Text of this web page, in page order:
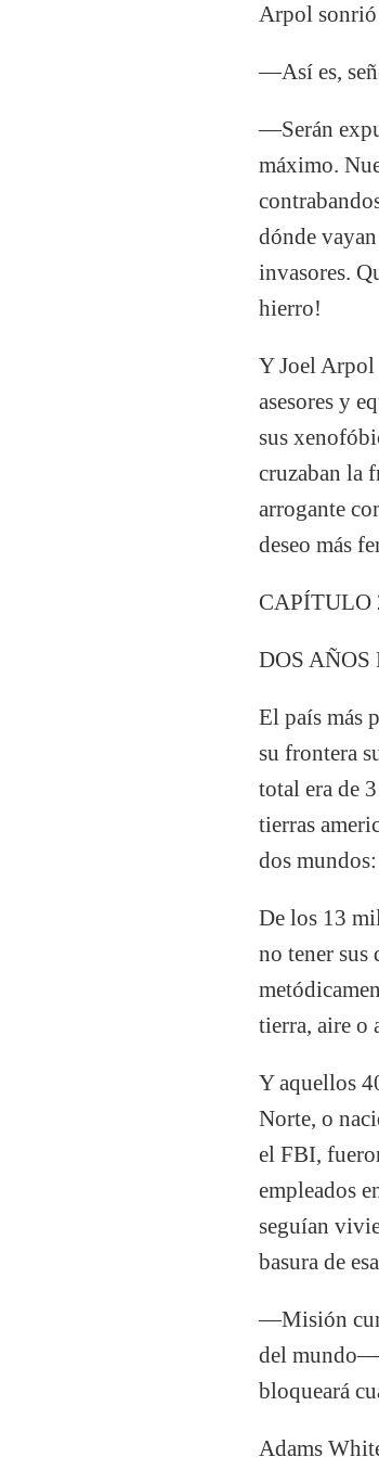
Arpol
—Así es,
—Serán
máximo.
dónde
invasores.
hierro!
Y Joel Arpol
asesores y
sus
cruzaban la
arrogante
deseo más
CAPÍTULO
DOS AÑOS
El país más
su frontera
total era de
tierras
dos
De los 13
no tener sus
tierra, aire o
Y aquellos
Norte, o
el FBI,
empleados
seguían
basura de
—Misión
del
bloqueará
Adams